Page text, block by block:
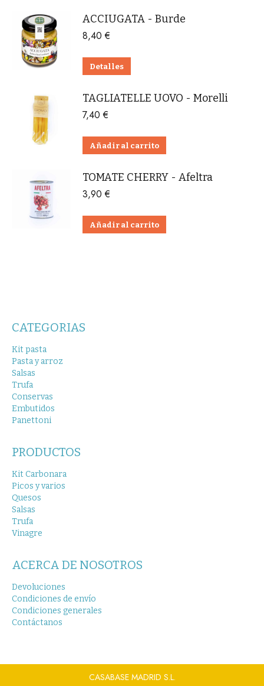
ACCIUGATA - Burde
8,40€
Detalles
TAGLIATELLE UOVO - Morelli
7,40€
Añadir al carrito
TOMATE CHERRY - Afeltra
3,90€
Añadir al carrito
CATEGORIAS
Kit pasta
Pasta y arroz
Salsas
Trufa
Conservas
Embutidos
Panettoni
PRODUCTOS
Kit Carbonara
Picos y varios
Quesos
Salsas
Trufa
Vinagre
ACERCA DE NOSOTROS
Devoluciones
Condiciones de envío
Condiciones generales
Contáctanos
CASABASE MADRID S.L.